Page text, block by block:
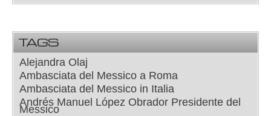
TAGS
Alejandra Olaj
Ambasciata del Messico a Roma
Ambasciata del Messico in Italia
Andrés Manuel López Obrador Presidente del
Messico